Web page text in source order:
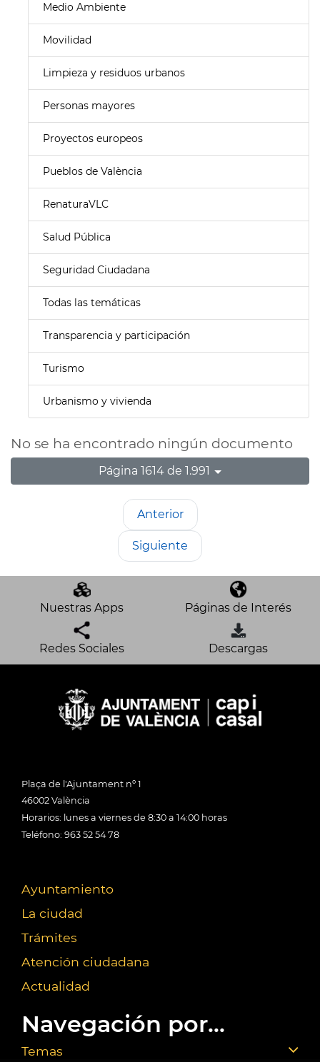
Medio Ambiente
Movilidad
Limpieza y residuos urbanos
Personas mayores
Proyectos europeos
Pueblos de València
RenaturaVLC
Salud Pública
Seguridad Ciudadana
Todas las temáticas
Transparencia y participación
Turismo
Urbanismo y vivienda
No se ha encontrado ningún documento
Página 1614 de 1.991
Anterior
Siguiente
Nuestras Apps Páginas de Interés
Redes Sociales Descargas
Plaça de l'Ajuntament nº 1
46002 València
Horarios: lunes a viernes de 8:30 a 14:00 horas
Teléfono: 963 52 54 78
Ayuntamiento
La ciudad
Trámites
Atención ciudadana
Actualidad
Navegación por...
Temas